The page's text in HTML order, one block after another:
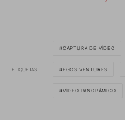
ETIQUETAS
CAPTURA DE VÍDEO
EGOS VENTURES
VÍDEO PANORÁMICO